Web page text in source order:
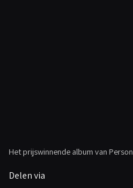
Het prijswinnende album van
Delen via